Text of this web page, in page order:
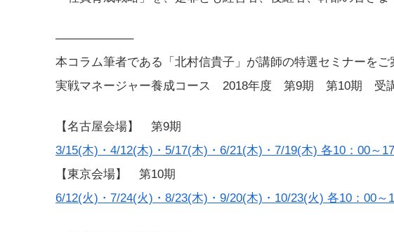
——————–
本コラム筆者である「北村信貴子」が講師の特選セミナーをご
実戦マネージャー養成コース 2018年度 第9期 第10期 受講
【名古屋会場】 第9期
3/15(木)・4/12(木)・5/17(木)・6/21(木)・7/19(木) 各10：00～
【東京会場】 第10期
6/12(火)・7/24(火)・8/23(木)・9/20(木)・10/23(火) 各10：00～